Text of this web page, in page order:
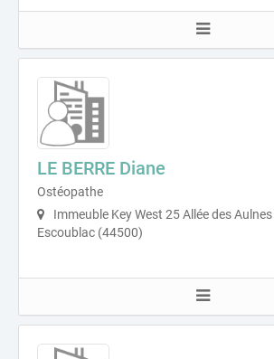
LE BERRE Diane
Ostéopathe
Immeuble Key West 25 Allée des
Escoublac (44500)